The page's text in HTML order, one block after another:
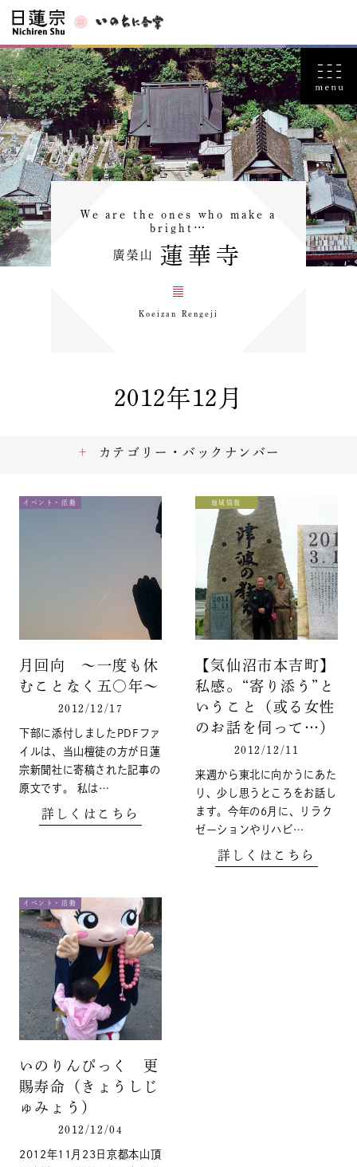
We are the ones who make a
bright…
廣榮山 蓮華寺
Koeizan Rengeji
2012年12月
イベント・活動
月回向 ～一度も休
むことなく五〇年～
2012/12/17
下部に添付しましたPDFファ
イルは、当山檀徒の方が日蓮
宗新聞社に寄稿された記事の
原文です。 私は…
詳しくはこちら
地域情報
【気仙沼市本吉町】
私感。“寄り添う”と
いうこと（或る女性
のお話を伺って…）
2012/12/11
来週から東北に向かうにあた
り、少し思うところをお話し
ます。今年の6月に、リラク
ゼーションやリハビ…
詳しくはこちら
イベント・活動
いのりんぴっく 更
賜寿命（きょうしじ
ゅみょう）
2012/12/04
2012年11月23日京都本山頂
カテゴリー・バックナンバー